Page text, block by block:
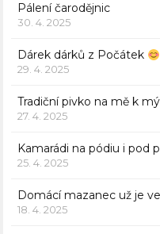
Pálení čarodějnic
30. 4. 2025
Dárek dárků z Počátek
29. 4. 2025
Tradiční pivko na mě k
27. 4. 2025
Kamarádi na pódiu i pod
25. 4. 2025
Domácí mazanec už je
18. 4. 2025